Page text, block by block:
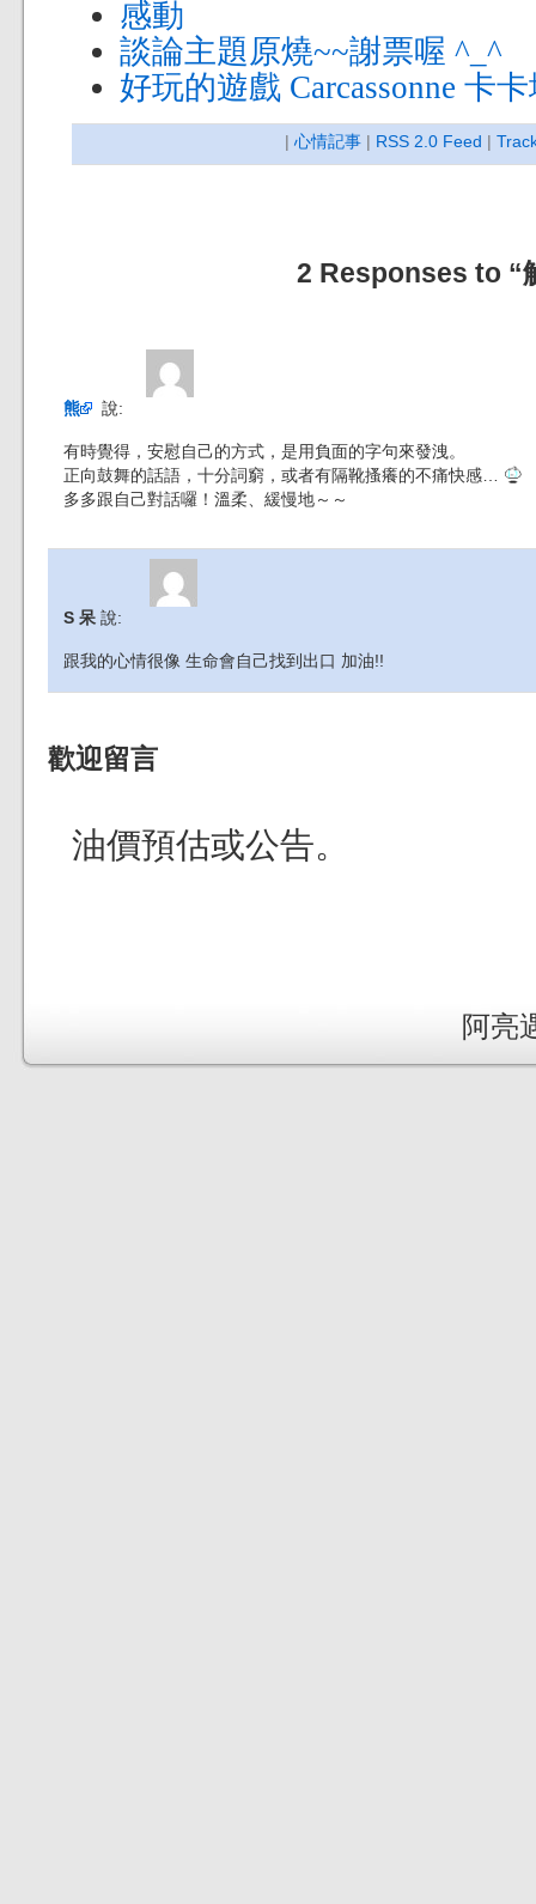
感動
談論主題原燒~~謝票喔 ^_^
好玩的遊戲 Carcassonne 卡
| 心情記事 | RSS 2.0 Feed |
2 Responses to “
熊 說:
有時覺得，安慰自己的方式，是用負面的字句來發洩。
正向鼓舞的話語，十分詞窮，或者有隔靴搔癢的不痛快感…
多多跟自己對話囉！溫柔、緩慢地～～
S 呆 說:
跟我的心情很像 生命會自己找到出口 加油!!
歡迎留言
油價預估或公告。
阿亮